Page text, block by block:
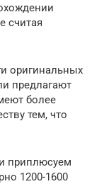
считая
оригинальных
предлагают
более
тем, что
приплюсуем
1200-1600